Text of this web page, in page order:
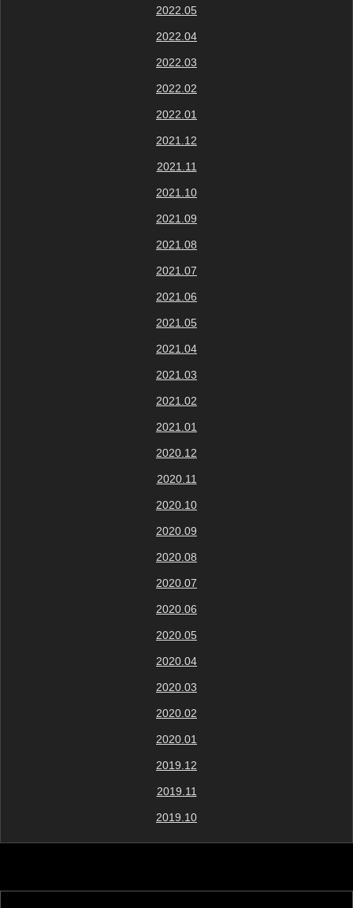
2022.05
2022.04
2022.03
2022.02
2022.01
2021.12
2021.11
2021.10
2021.09
2021.08
2021.07
2021.06
2021.05
2021.04
2021.03
2021.02
2021.01
2020.12
2020.11
2020.10
2020.09
2020.08
2020.07
2020.06
2020.05
2020.04
2020.03
2020.02
2020.01
2019.12
2019.11
2019.10